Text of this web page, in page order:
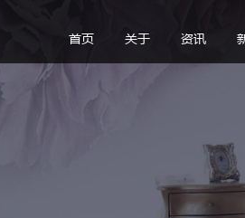
首页 关于 资讯